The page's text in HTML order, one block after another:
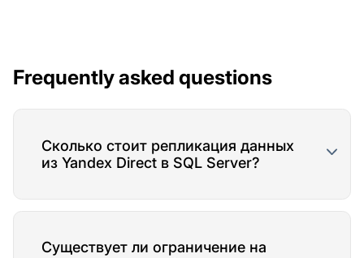
Frequently asked questions
Сколько стоит репликация данных
из Yandex Direct в SQL Server?
Существует ли ограничение на